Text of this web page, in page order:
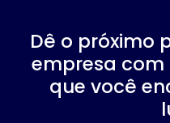
Dê o próximo
empresa com
que você